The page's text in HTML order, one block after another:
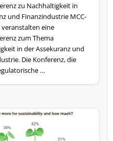
zu Nachhaltigkeit in
und Finanzindustrie MCC-
veranstalten eine
zum Thema
in der Assekuranz und
Die Konferenz, die
…